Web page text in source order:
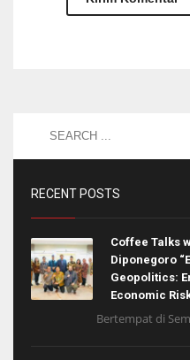
RECENT POSTS
Coffee Talks
Diponegoro
Geopolitics:
Economic
Bertempat di